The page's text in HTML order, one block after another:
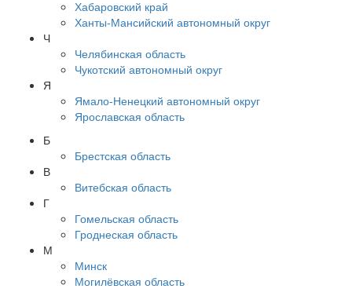
Хабаровский край
Ханты-Мансийский автономный округ
Ч
Челябинская область
Чукотский автономный округ
Я
Ямало-Ненецкий автономный округ
Ярославская область
Б
Брестская область
В
Витебская область
Г
Гомельская область
Гроднеская область
М
Минск
Могилёвская область